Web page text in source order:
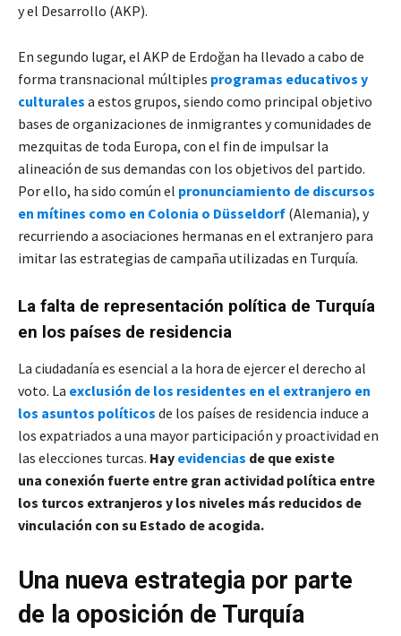
y el Desarrollo (AKP).
En segundo lugar, el AKP de Erdoğan ha llevado a cabo de
forma transnacional múltiples programas educativos y
culturales a estos grupos, siendo como principal objetivo
bases de organizaciones de inmigrantes y comunidades de
mezquitas de toda Europa, con el fin de impulsar la
alineación de sus demandas con los objetivos del partido.
Por ello, ha sido común el pronunciamiento de discursos
en mítines como en Colonia o Düsseldorf (Alemania), y
recurriendo a asociaciones hermanas en el extranjero para
imitar las estrategias de campaña utilizadas en Turquía.
La falta de representación política de Turquía
en los países de residencia
La ciudadanía es esencial a la hora de ejercer el derecho al
voto. La exclusión de los residentes en el extranjero en
los asuntos políticos de los países de residencia induce a
los expatriados a una mayor participación y proactividad en
las elecciones turcas. Hay evidencias de que existe
una conexión fuerte entre gran actividad política entre
los turcos extranjeros y los niveles más reducidos de
vinculación con su Estado de acogida.
Una nueva estrategia por parte
de la oposición de Turquía